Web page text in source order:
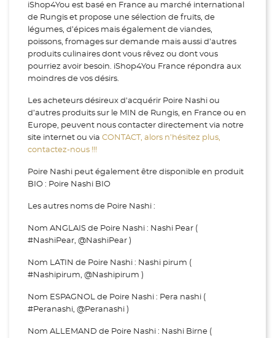
iShop4You est basé en France au marché international
de Rungis et propose une sélection de fruits, de
légumes, d’épices mais également de viandes,
poissons, fromages sur demande mais aussi d’autres
produits culinaires dont vous rêvez ou dont vous
pourriez avoir besoin. iShop4You France répondra aux
moindres de vos désirs.
Les acheteurs désireux d'acquérir Poire Nashi ou
d’autres produits sur le MIN de Rungis, en France ou en
Europe, peuvent nous contacter directement via notre
site internet ou via CONTACT, alors n’hésitez plus,
contactez-nous !!!
Poire Nashi peut également être disponible en produit
BIO : Poire Nashi BIO
Les autres noms de Poire Nashi :
Nom ANGLAIS de Poire Nashi : Nashi Pear (
#NashiPear, @NashiPear )
Nom LATIN de Poire Nashi : Nashi pirum (
#Nashipirum, @Nashipirum )
Nom ESPAGNOL de Poire Nashi : Pera nashi (
#Peranashi, @Peranashi )
Nom ALLEMAND de Poire Nashi : Nashi Birne (